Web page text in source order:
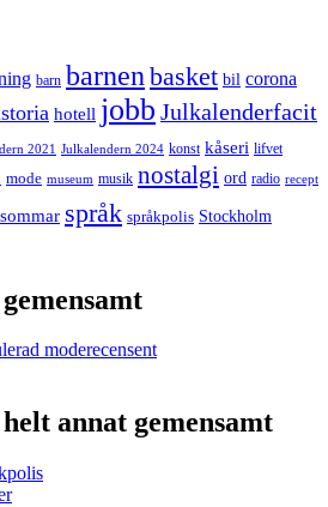
barn barnen basket bil corona
hotell jobb Julkalenderfacit
2021 Julkalendern 2024 konst kåseri lifvet
mode museum musik nostalgi ord radio recept
sommar språk språkpolis Stockholm
moderecensent
annat gemensamt